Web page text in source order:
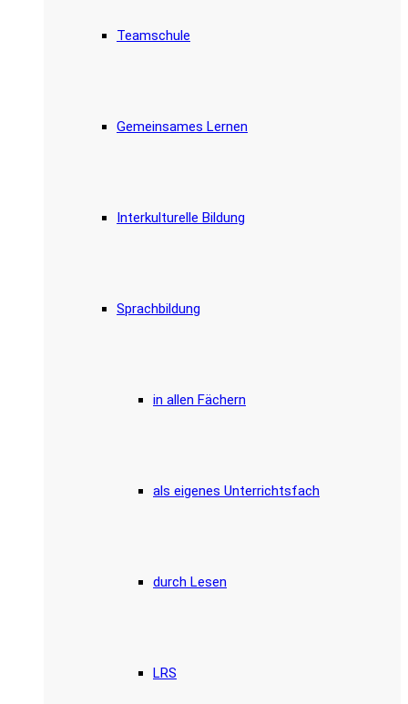
Teamschule
Gemeinsames Lernen
Interkulturelle Bildung
Sprachbildung
in allen Fächern
als eigenes Unterrichtsfach
durch Lesen
LRS